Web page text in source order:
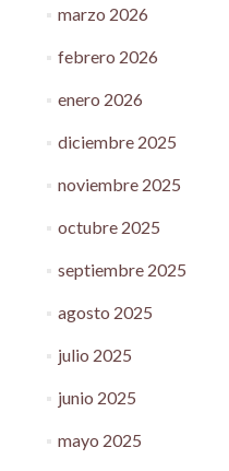
marzo 2026
febrero 2026
enero 2026
diciembre 2025
noviembre 2025
octubre 2025
septiembre 2025
agosto 2025
julio 2025
junio 2025
mayo 2025